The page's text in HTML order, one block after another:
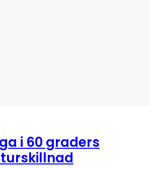
i 60 graders